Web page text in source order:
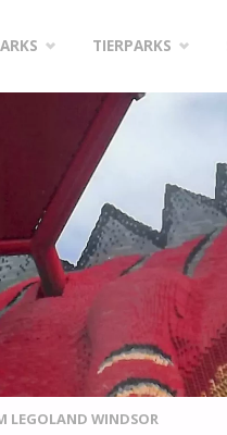
TIERPARKS
LEGOLAND WINDSOR